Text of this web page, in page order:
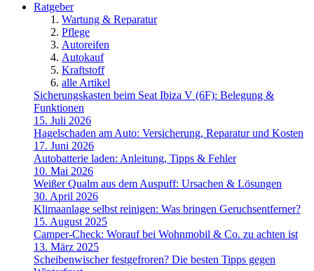
Ratgeber
Wartung & Reparatur
Pflege
Autoreifen
Autokauf
Kraftstoff
alle Artikel
Sicherungskasten beim Seat Ibiza V (6F): Belegung &
Funktionen
15. Juli 2026
Hagelschaden am Auto: Versicherung, Reparatur und Kosten
17. Juni 2026
Autobatterie laden: Anleitung, Tipps & Fehler
10. Mai 2026
Weißer Qualm aus dem Auspuff: Ursachen & Lösungen
30. April 2026
Klimaanlage selbst reinigen: Was bringen Geruchsentferner?
15. August 2025
Camper-Check: Worauf bei Wohnmobil & Co. zu achten ist
13. März 2025
Scheibenwischer festgefroren? Die besten Tipps gegen